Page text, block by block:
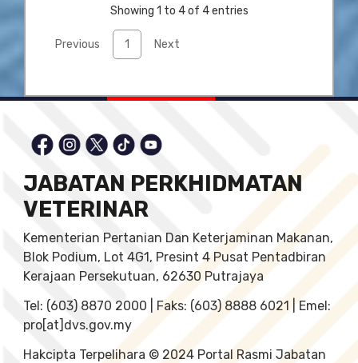
Showing 1 to 4 of 4 entries
Previous 1 Next
JABATAN PERKHIDMATAN
VETERINAR
Kementerian Pertanian Dan Keterjaminan Makanan,
Blok Podium, Lot 4G1, Presint 4 Pusat Pentadbiran
Kerajaan Persekutuan, 62630 Putrajaya
Tel: (603) 8870 2000 | Faks: (603) 8888 6021 | Emel:
pro[at]dvs.gov.my
Hakcipta Terpelihara © 2024 Portal Rasmi Jabatan